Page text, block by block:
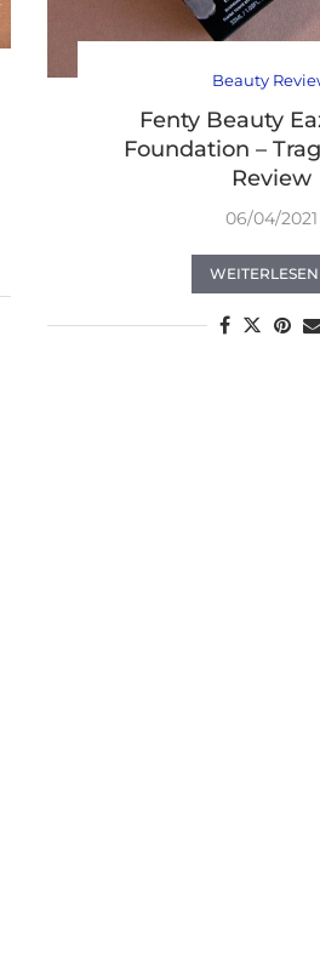
Beauty
Fenty Beauty
Foundation –
Review
06/04/2021
WEITERLESEN